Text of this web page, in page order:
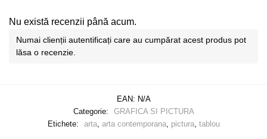
Nu există recenzii până acum.
Numai clienții autentificați care au cumpărat acest produs pot
lăsa o recenzie.
EAN: N/A
Categorie:
GRAFICA SI PICTURA
Etichete:
arta, arta contemporana, pictura, tablou